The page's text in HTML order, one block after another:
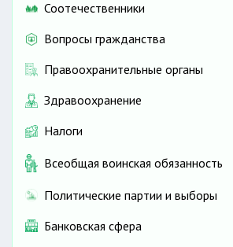
Соотечественники
Вопросы гражданства
Правоохранительные органы
Здравоохранение
Налоги
Всеобщая воинская обязанность
Политические партии и выборы
Банковская сфера